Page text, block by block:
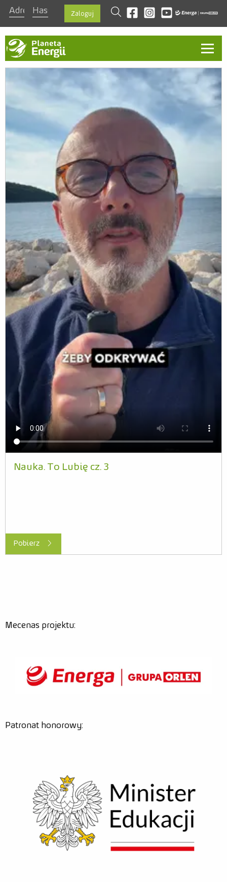
Zaloguj
szukajOdwiedź nas na facebook
Odwiedź nas na instagram
Odwiedź nas na
Aktualności
Ambasadorzy
Regulamin
Zasady
Nagrody
Szablon prezentacji
Dla mediów
Misja
Kraina bioróżnorodności
Kraina prądu
Kraina odpadów
Nauczyciel
Warto wiedzieć
Przewodnik
Rodzic
Warto wiedzieć
Scenariusze
Relacje
Nauka. To Lubię cz. 3
Pobierz
Mecenas projektu:
Patronat honorowy: